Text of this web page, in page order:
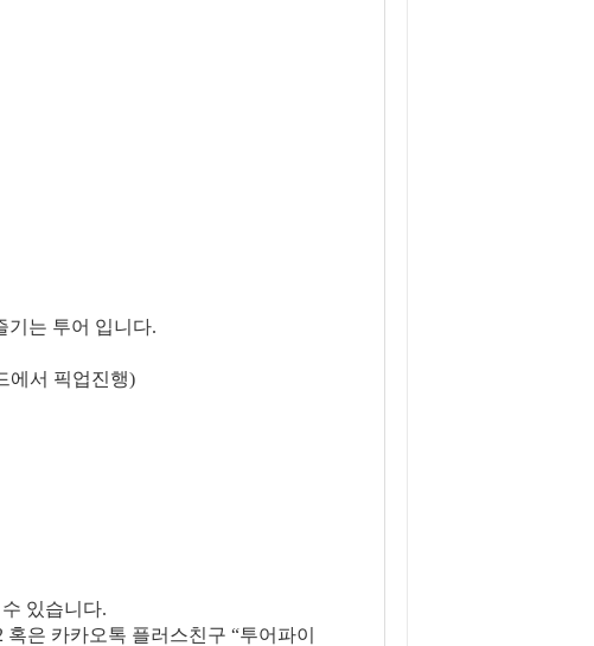
기는 투어 입니다.
에서 픽업진행)
있습니다.
은 카카오톡 플러스친구 “투어파이